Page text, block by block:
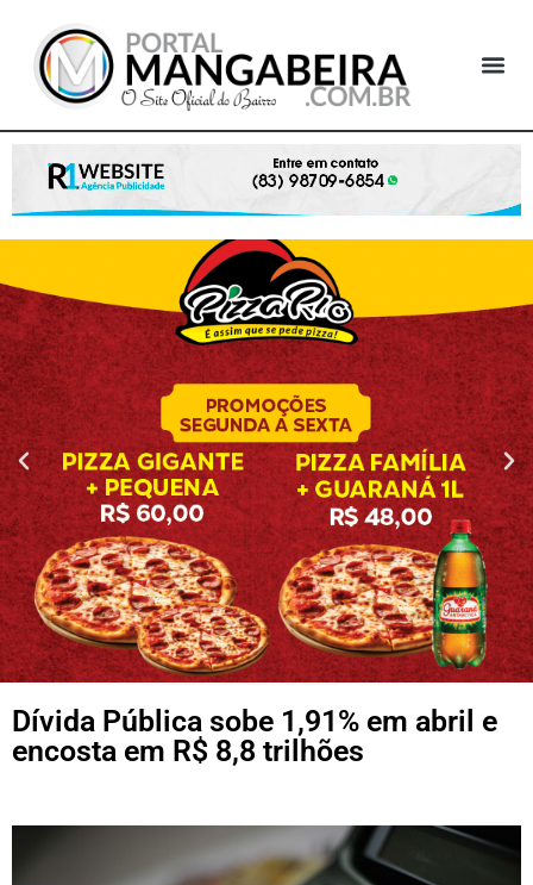
Dívida Pública sobe 1,91% em abril e
encosta em R$ 8,8 trilhões